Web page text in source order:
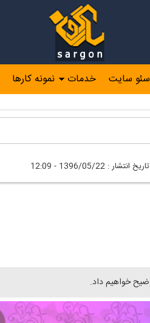
سئو سایت خدمات نمونه کارها
تاريخ انتشار : 1396/05/22 - 12:09